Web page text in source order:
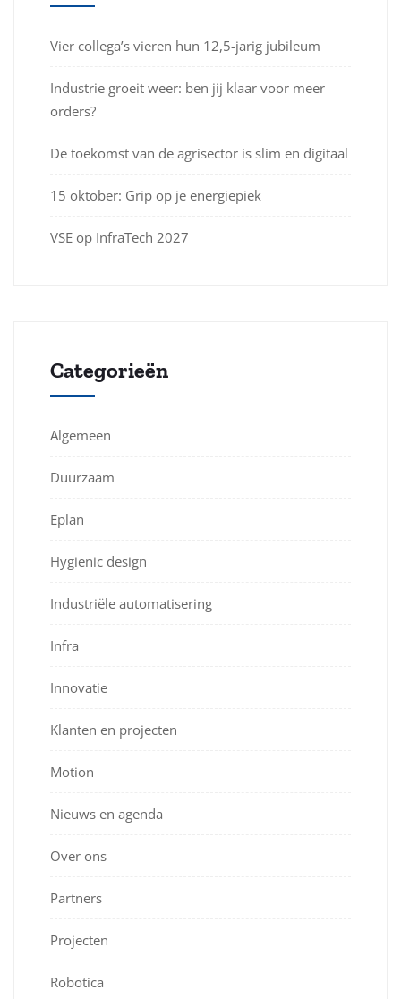
Vier collega’s vieren hun 12,5-jarig jubileum
Industrie groeit weer: ben jij klaar voor meer
orders?
De toekomst van de agrisector is slim en digitaal
15 oktober: Grip op je energiepiek
VSE op InfraTech 2027
Categorieën
Algemeen
Duurzaam
Eplan
Hygienic design
Industriële automatisering
Infra
Innovatie
Klanten en projecten
Motion
Nieuws en agenda
Over ons
Partners
Projecten
Robotica